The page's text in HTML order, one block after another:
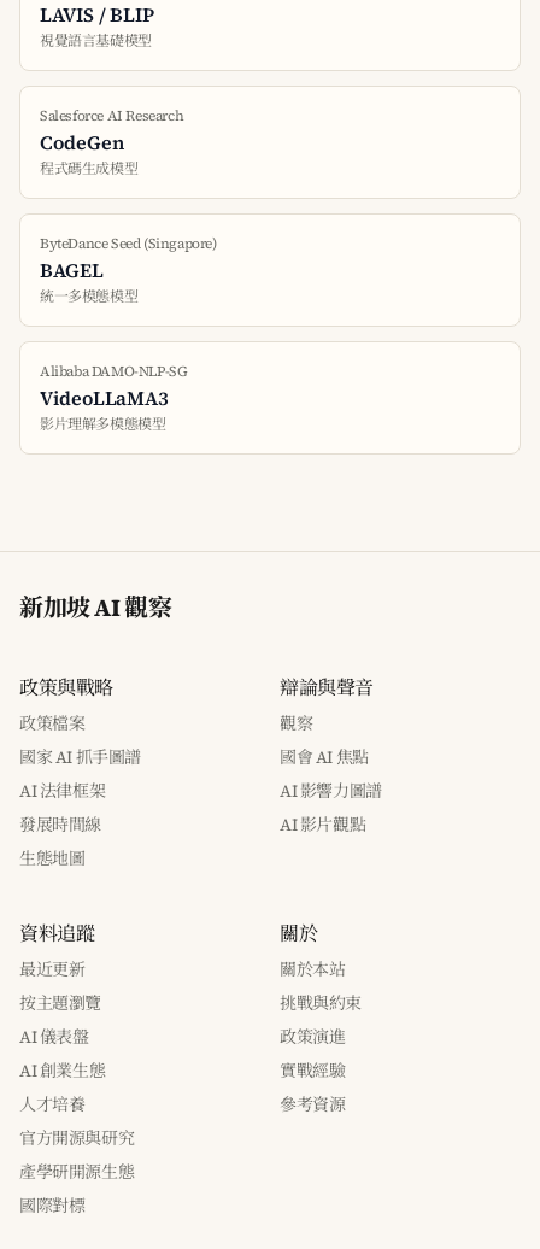
LAVIS / BLIP
視覺語言基礎模型
Salesforce AI Research
CodeGen
程式碼生成模型
ByteDance Seed (Singapore)
BAGEL
統一多模態模型
Alibaba DAMO-NLP-SG
VideoLLaMA3
影片理解多模態模型
新加坡 AI 觀察
政策與戰略
政策檔案
國家 AI 抓手圖譜
AI 法律框架
發展時間線
生態地圖
辯論與聲音
觀察
國會 AI 焦點
AI 影響力圖譜
AI 影片觀點
資料追蹤
最近更新
按主題瀏覽
AI 儀表盤
AI 創業生態
人才培養
官方開源與研究
產學研開源生態
國際對標
關於
關於本站
挑戰與約束
政策演進
實戰經驗
參考資源